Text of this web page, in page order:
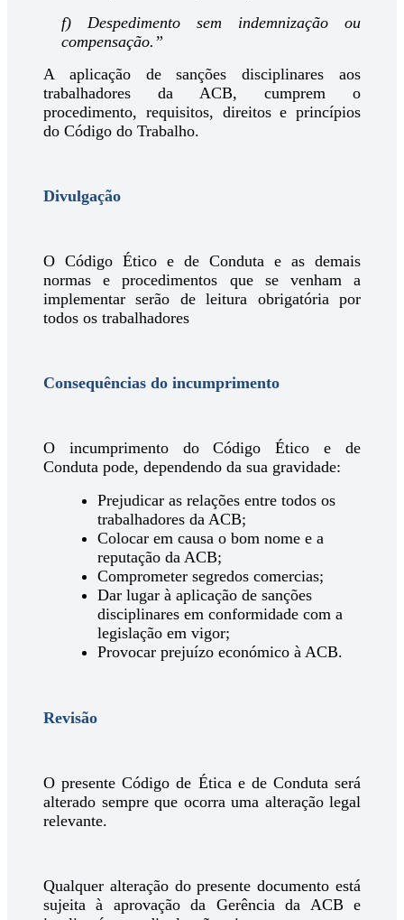
f) Despedimento sem indemnização ou
compensação.”
A aplicação de sanções disciplinares aos
trabalhadores da ACB, cumprem o
procedimento, requisitos, direitos e princípios
do Código do Trabalho.
Divulgação
O Código Ético e de Conduta e as demais
normas e procedimentos que se venham a
implementar serão de leitura obrigatória por
todos os trabalhadores
Consequências do incumprimento
O incumprimento do Código Ético e de
Conduta pode, dependendo da sua gravidade:
Prejudicar as relações entre todos os
trabalhadores da ACB;
Colocar em causa o bom nome e a
reputação da ACB;
Comprometer segredos comercias;
Dar lugar à aplicação de sanções
disciplinares em conformidade com a
legislação em vigor;
Provocar prejuízo económico à ACB.
Revisão
O presente Código de Ética e de Conduta será
alterado sempre que ocorra uma alteração legal
relevante.
Qualquer alteração do presente documento está
sujeita à aprovação da Gerência da ACB e